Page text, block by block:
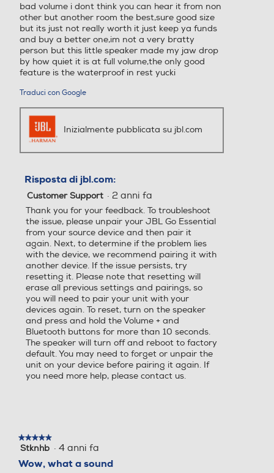
bad volume i dont think you can hear it from non
other but another room the best,sure good size
but its just not really worth it just keep ya funds
and buy a better one,im not a very bratty
person but this little speaker made my jaw drop
by how quiet it is at full volume,the only good
feature is the waterproof in rest yucki
Traduci con Google
Inizialmente pubblicata su jbl.com
Risposta di jbl.com:
Customer Support · 2 anni fa
Thank you for your feedback. To troubleshoot
the issue, please unpair your JBL Go Essential
from your source device and then pair it
again. Next, to determine if the problem lies
with the device, we recommend pairing it with
another device. If the issue persists, try
resetting it. Please note that resetting will
erase all previous settings and pairings, so
you will need to pair your unit with your
devices again. To reset, turn on the speaker
and press and hold the Volume + and
Bluetooth buttons for more than 10 seconds.
The speaker will turn off and reboot to factory
default. You may need to forget or unpair the
unit on your device before pairing it again. If
you need more help, please contact us.
★★★★★
★★★★★
5
5
Stknhb · 4 anni fa
Wow, what a sound